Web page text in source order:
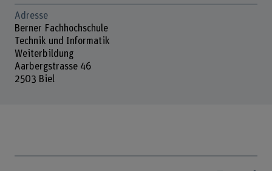
Adresse
Berner Fachhochschule
Technik und Informatik
Weiterbildung
Aarbergstrasse 46
2503 Biel